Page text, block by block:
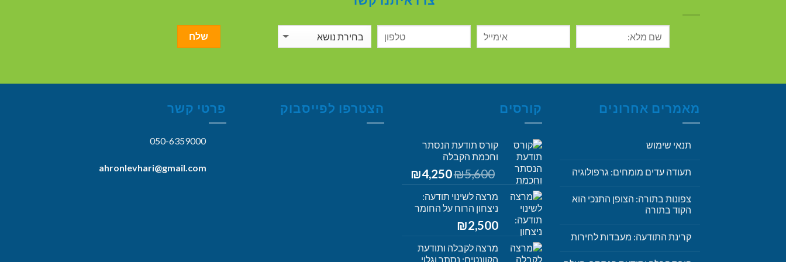
מאמרים אחרונים
תנאי שימוש
תעודה עדים מומחים: גרפולוגיה
צפונות בתורה: הצופן התנכי הוא
הקוד בתורה
קרינת התודעה: מעבדות לחירות
קורסים
קורס תודעת הנסתר
וחכמת הקבלה
₪5,600
המחיר
המקורי
היה:
₪5,600.
₪4,250
מרצה לשינוי תודעה:
ניצחון הרוח על החומר
₪2,500
מרצה לקבלה ותודעת
הקוונטים: נסתר וגלוי
הצטרפו לפייסבוק פרטי קשר
050-6359000
ahronlevhari@gmail.com